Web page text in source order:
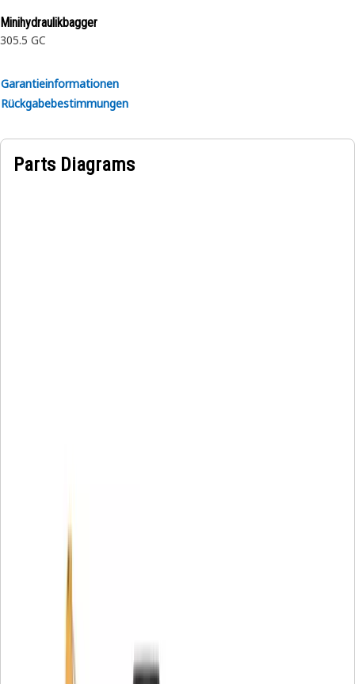
Minihydraulikbagger
305.5 GC
Garantieinformationen
Rückgabebestimmungen
Parts Diagrams